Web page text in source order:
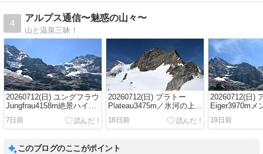
4
アルプス通信〜魅惑の山々〜
山と温泉三昧！
20260712(日) ユングフラウ
Jungfrau4158m絶景ハイキ
ング／アイガーグレッチャ
ーEigergletscher2320m～ク
7日前
20260712(日) プラトー
Plateau3475m／氷河の上の
雪原からの絶景展望
18日前
20260712(日)
Eiger3970mメ
Monch4107m
グ／アイガー
19日前
このブログのここがポイント